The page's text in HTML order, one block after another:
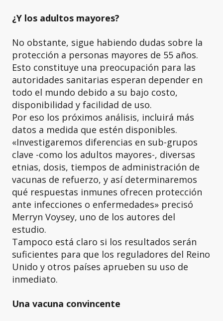
¿Y los adultos mayores?
No obstante, sigue habiendo dudas sobre la
protección a personas mayores de 55 años.
Esto constituye una preocupación para las
autoridades sanitarias esperan depender en
todo el mundo debido a su bajo costo,
disponibilidad y facilidad de uso.
Por eso los próximos análisis, incluirá más
datos a medida que estén disponibles.
«Investigaremos diferencias en sub-grupos
clave -como los adultos mayores-, diversas
etnias, dosis, tiempos de administración de
vacunas de refuerzo, y así determinaremos
qué respuestas inmunes ofrecen protección
ante infecciones o enfermedades» precisó
Merryn Voysey, uno de los autores del
estudio.
Tampoco está claro si los resultados serán
suficientes para que los reguladores del Reino
Unido y otros países aprueben su uso de
inmediato.
Una vacuna convincente